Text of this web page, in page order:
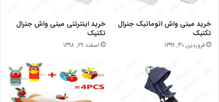
خرید مینی واش اتوماتیک جنرال
تکنیک
فروردین 30, 1399
خرید اینترنتی مینی واش جنرال
تکنیک
اسفند 29, 1398